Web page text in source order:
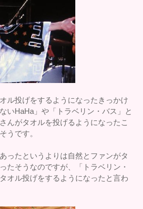
ル投げをするようになったきっかけ
いHaHa」や「トラベリン・バス」と
んがタオルを投げるようになったこ
うです。
ったというよりは自然とファンがタ
たそうなのですが、「トラベリン・
オル投げをするようになったと言わ